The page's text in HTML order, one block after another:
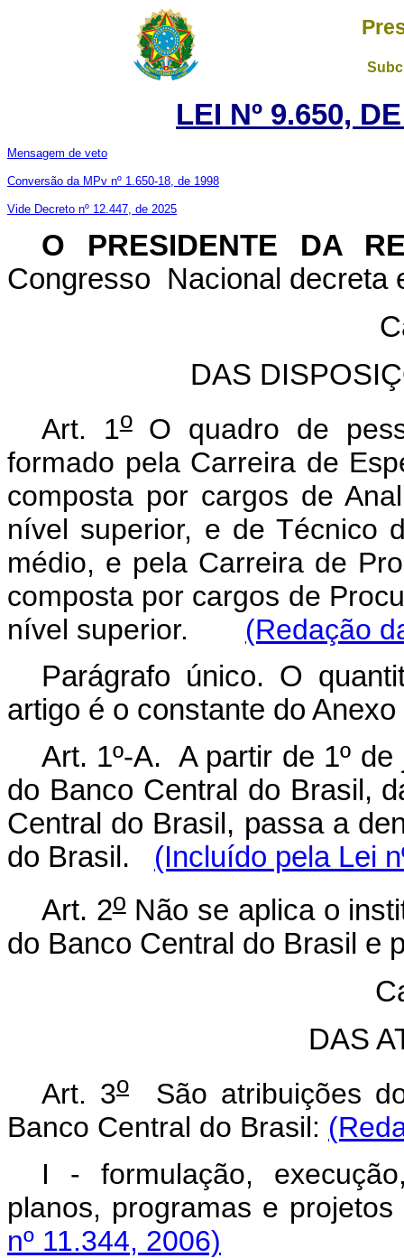
LEI Nº 9.650,
Mensagem de veto
Conversão da MPv nº 1.650-18, de 1998
Vide Decreto nº 12.447, de 2025
O PRESIDENTE DA
Congresso Nacional
DAS
Art. 1oO quadro de
formado pela Carreira de
composta por cargos de
nível superior, e de Técnico
médio, e pela Carreira de
composta por cargos de
nível superior. (Redação
Parágrafo único. O
artigo é o constante do
Art. 1º-A. A partir de 1º
do Banco Central do Brasil,
Central do Brasil, passa a
do Brasil. (Incluído pela Lei
Art. 2oNão se aplica o
do Banco Central do Brasil e
DAS
Art. 3o São atribuições
Banco Central do Brasil:
I - formulação,
planos, programas e
nº 11.344, 2006)